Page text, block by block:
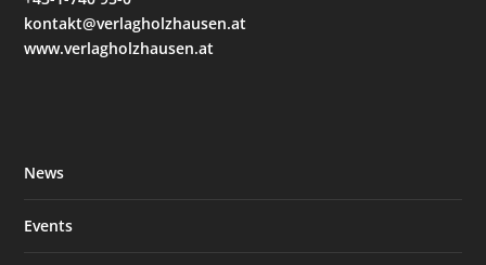
kontakt@verlagholzhausen.at
www.verlagholzhausen.at
News
Events